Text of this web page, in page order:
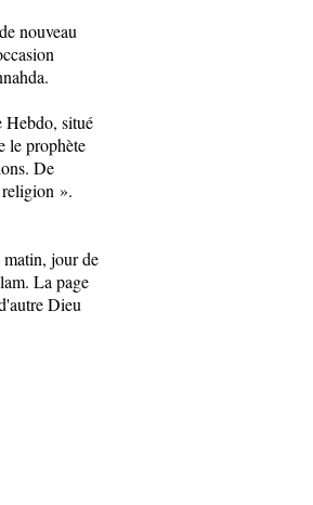
nouveau
Hebdo, situé
le prophète
De
».
matin, jour de
La page
Dieu